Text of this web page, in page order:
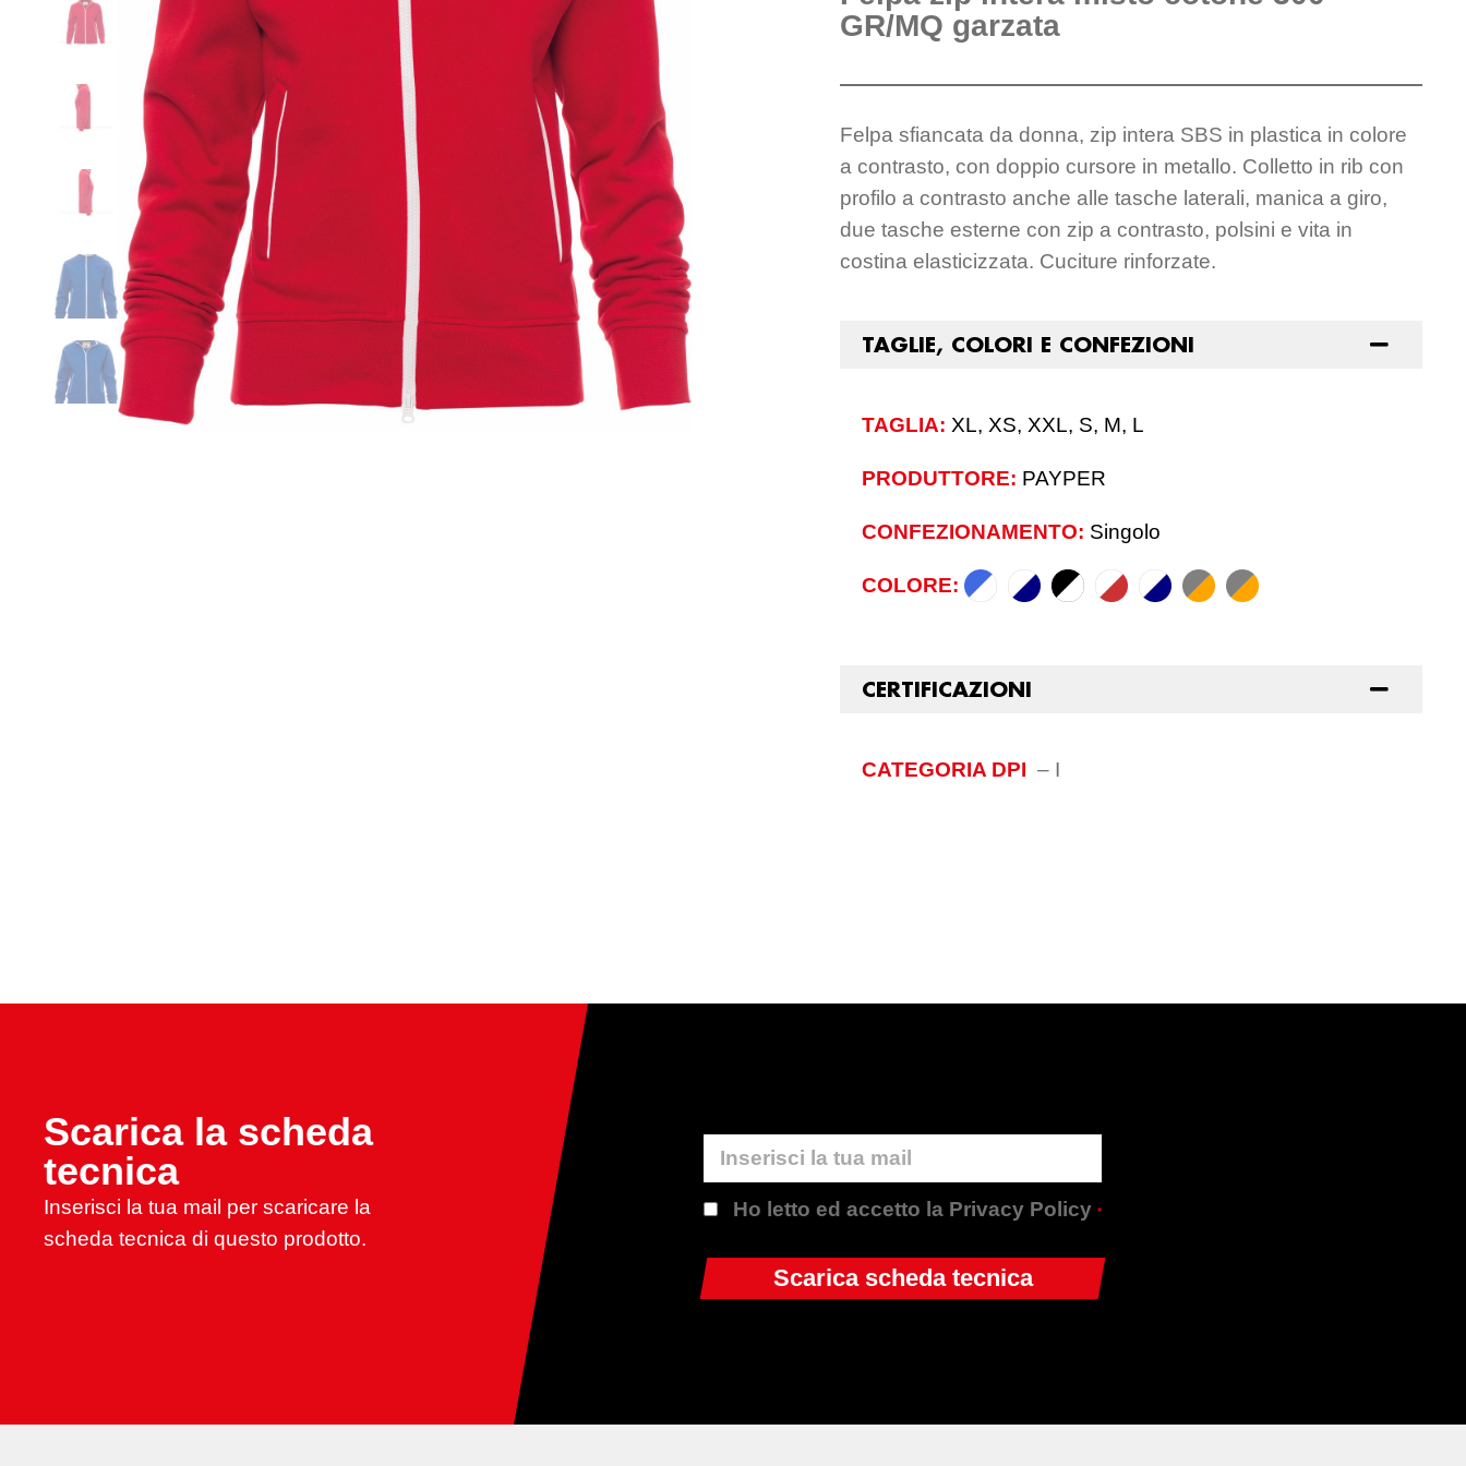
GR/MQ garzata
Felpa sfiancata da donna, zip intera SBS in plastica in colore
a contrasto, con doppio cursore in metallo. Colletto in rib con
profilo a contrasto anche alle tasche laterali, manica a giro,
due tasche esterne con zip a contrasto, polsini e vita in
costina elasticizzata. Cuciture rinforzate.
TAGLIE, COLORI E CONFEZIONI
TAGLIA: XL, XS, XXL, S, M, L
PRODUTTORE: PAYPER
CONFEZIONAMENTO: Singolo
COLORE:
CERTIFICAZIONI
CATEGORIA DPI – I
Scarica la scheda
tecnica
Inserisci la tua mail per scaricare la
scheda tecnica di questo prodotto.
Ho letto ed accetto la Privacy Policy*